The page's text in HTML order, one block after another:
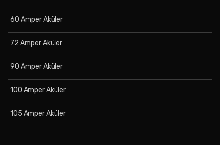
60 Amper Aküler
72 Amper Aküler
90 Amper Aküler
100 Amper Aküler
105 Amper Aküler